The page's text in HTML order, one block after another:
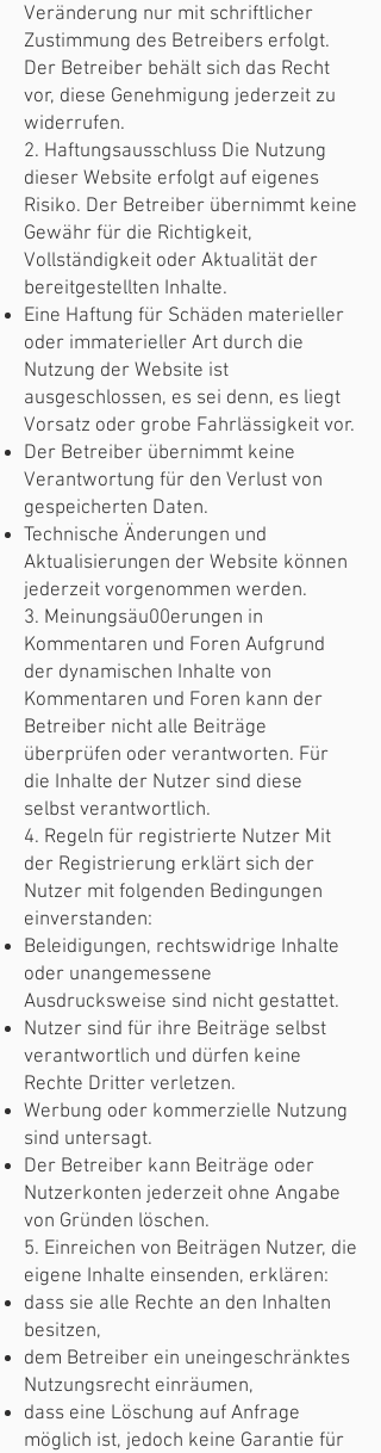
Veränderung nur mit schriftlicher
Zustimmung des Betreibers erfolgt.
Der Betreiber behält sich das Recht
vor, diese Genehmigung jederzeit zu
widerrufen.
2. Haftungsausschluss Die Nutzung
dieser Website erfolgt auf eigenes
Risiko. Der Betreiber übernimmt keine
Gewähr für die Richtigkeit,
Vollständigkeit oder Aktualität der
bereitgestellten Inhalte.
Eine Haftung für Schäden materieller
oder immaterieller Art durch die
Nutzung der Website ist
ausgeschlossen, es sei denn, es liegt
Vorsatz oder grobe Fahrlässigkeit vor.
Der Betreiber übernimmt keine
Verantwortung für den Verlust von
gespeicherten Daten.
Technische Änderungen und
Aktualisierungen der Website können
jederzeit vorgenommen werden.
3. Meinungsäu00erungen in
Kommentaren und Foren Aufgrund
der dynamischen Inhalte von
Kommentaren und Foren kann der
Betreiber nicht alle Beiträge
überprüfen oder verantworten. Für
die Inhalte der Nutzer sind diese
selbst verantwortlich.
4. Regeln für registrierte Nutzer Mit
der Registrierung erklärt sich der
Nutzer mit folgenden Bedingungen
einverstanden:
Beleidigungen, rechtswidrige Inhalte
oder unangemessene
Ausdrucksweise sind nicht gestattet.
Nutzer sind für ihre Beiträge selbst
verantwortlich und dürfen keine
Rechte Dritter verletzen.
Werbung oder kommerzielle Nutzung
sind untersagt.
Der Betreiber kann Beiträge oder
Nutzerkonten jederzeit ohne Angabe
von Gründen löschen.
5. Einreichen von Beiträgen Nutzer, die
eigene Inhalte einsenden, erklären:
dass sie alle Rechte an den Inhalten
besitzen,
dem Betreiber ein uneingeschränktes
Nutzungsrecht einräumen,
dass eine Löschung auf Anfrage
möglich ist, jedoch keine Garantie für